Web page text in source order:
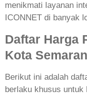
menikmati layanan
ICONNET di banyak
Daftar Harga
Kota
Berikut ini adalah
berlaku khusus untuk